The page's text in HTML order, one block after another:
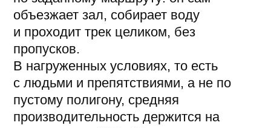
требований к роботу, но дополняют
их под специфику высокого трафика.
Как проходит внедрение
на действующем объекте
После доставки робота клиенту
внедрение начинается с обкатки.
Промышленные роботы уборщики,
в отличие от домашних роботов